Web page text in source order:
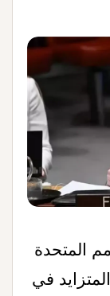
المتحدة
في